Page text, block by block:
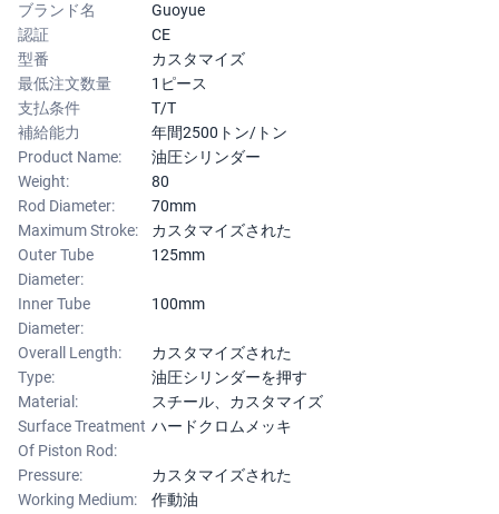
ブランド名
Guoyue
認証
CE
型番
カスタマイズ
最低注文数量
1ピース
支払条件
T/T
補給能力
年間2500トン/トン
Product Name:
油圧シリンダー
Weight:
80
Rod Diameter:
70mm
Maximum Stroke:
カスタマイズされた
Outer Tube
Diameter:
125mm
Inner Tube
Diameter:
100mm
Overall Length:
カスタマイズされた
Type:
油圧シリンダーを押す
Material:
スチール、カスタマイズ
Surface Treatment
Of Piston Rod:
ハードクロムメッキ
Pressure:
カスタマイズされた
Working Medium:
作動油